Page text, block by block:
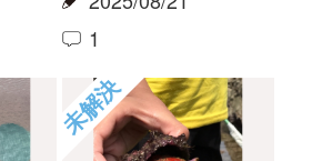
大きなヤドカリ
クロフトモモホソバ